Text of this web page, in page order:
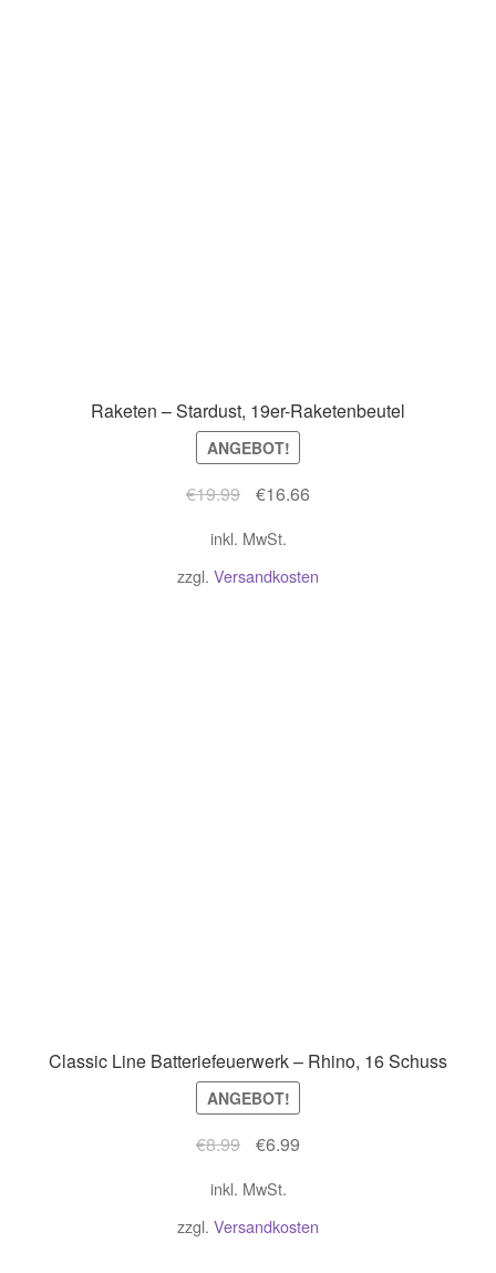
Raketen – Stardust, 19er-Raketenbeutel
ANGEBOT!
€19.99
Ursprünglicher
war:
€19.99
€16.66Aktueller
€16.66.
inkl. MwSt.
zzgl. Versandkosten
Classic Line Batteriefeuerwerk – Rhino, 16 Schuss
ANGEBOT!
€8.99
Ursprünglicher
war:
€8.99
€6.99Aktueller
€6.99.
inkl. MwSt.
zzgl. Versandkosten